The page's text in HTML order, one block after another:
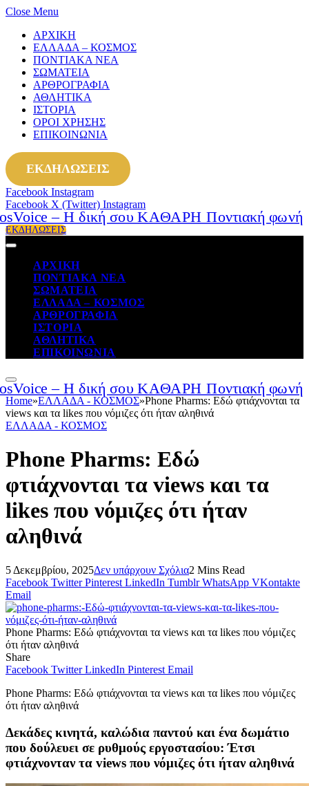
Close Menu
ΑΡΧΙΚΗ
ΕΛΛΑΔΑ – ΚΟΣΜΟΣ
ΠΟΝΤΙΑΚΑ ΝΕΑ
ΣΩΜΑΤΕΙΑ
ΑΡΘΡΟΓΡΑΦΙΑ
ΑΘΛΗΤΙΚΑ
ΙΣΤΟΡΙΑ
ΟΡΟΙ ΧΡΗΣΗΣ
ΕΠΙΚΟΙΝΩΝΙΑ
ΕΚΔΗΛΩΣΕΙΣ
Facebook Instagram
Facebook X (Twitter) Instagram
ΕΚΔΗΛΩΣΕΙΣ
ΑΡΧΙΚΗ
ΠΟΝΤΙΑΚΑ ΝΕΑ
ΣΩΜΑΤΕΙΑ
ΕΛΛΑΔΑ – ΚΟΣΜΟΣ
ΑΡΘΡΟΓΡΑΦΙΑ
ΙΣΤΟΡΙΑ
ΑΘΛΗΤΙΚΑ
ΕΠΙΚΟΙΝΩΝΙΑ
Home»ΕΛΛΑΔΑ - ΚΟΣΜΟΣ»Phone Pharms: Εδώ φτιάχνονται τα
views και τα likes που νόμιζες ότι ήταν αληθινά
ΕΛΛΑΔΑ - ΚΟΣΜΟΣ
Phone Pharms: Εδώ
φτιάχνονται τα views και τα
likes που νόμιζες ότι ήταν
αληθινά
5 Δεκεμβρίου, 2025Δεν υπάρχουν Σχόλια2 Mins Read
Facebook Twitter Pinterest LinkedIn Tumblr WhatsApp VKontakte
Email
Phone Pharms: Εδώ φτιάχνονται τα views και τα likes που νόμιζες
ότι ήταν αληθινά
Share
Facebook Twitter LinkedIn Pinterest Email
Phone Pharms: Εδώ φτιάχνονται τα views και τα likes που νόμιζες
ότι ήταν αληθινά
Δεκάδες κινητά, καλώδια παντού και ένα δωμάτιο
που δούλευει σε ρυθμούς εργοστασίου: Έτσι
φτιάχνονταν τα views που νόμιζες ότι ήταν αληθινά